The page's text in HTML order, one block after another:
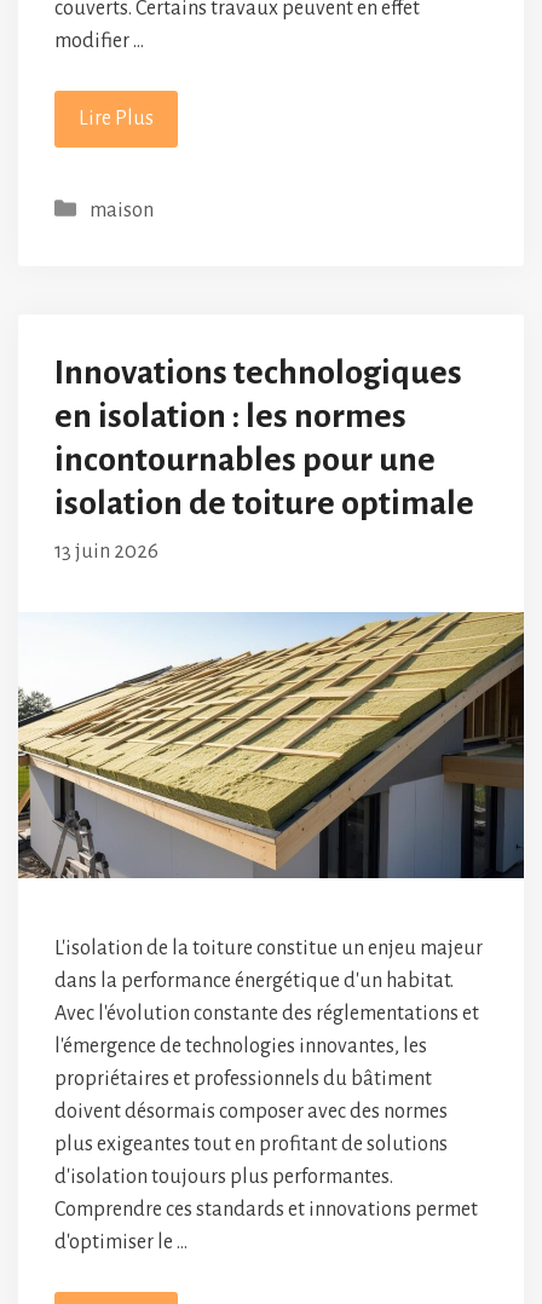
couverts. Certains travaux peuvent en effet
modifier …
Lire Plus
Catégories
maison
Innovations technologiques
en isolation : les normes
incontournables pour une
isolation de toiture optimale
13 juin 2026
L'isolation de la toiture constitue un enjeu majeur
dans la performance énergétique d'un habitat.
Avec l'évolution constante des réglementations et
l'émergence de technologies innovantes, les
propriétaires et professionnels du bâtiment
doivent désormais composer avec des normes
plus exigeantes tout en profitant de solutions
d'isolation toujours plus performantes.
Comprendre ces standards et innovations permet
d'optimiser le …